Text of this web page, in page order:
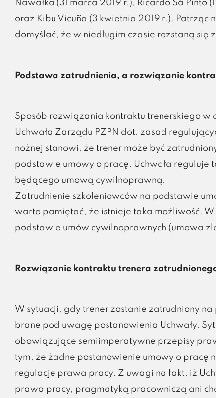
Nawałka (31 marca 2019 r.), Ricardo Sá Pinto
oraz Kibu Vicuña (3 kwietnia 2019 r.). Patrząc
domyślać, że w niedługim czasie rozstaną
Podstawa zatrudnienia, a rozwiązanie
Sposób rozwiązania kontraktu trenerskiego
Uchwała Zarządu PZPN dot. zasad
nożnej stanowi, że trener może być
podstawie umowy o pracę. Uchwała reguluje
będącego umową cywilnoprawną.
Zatrudnienie szkoleniowców na podstawie
warto pamiętać, że istnieje taka możliwość.
podstawie umów cywilnoprawnych (umowa
Rozwiązanie kontraktu trenera
W sytuacji, gdy trener zostanie zatrudniony
brane pod uwagę postanowienia Uchwały.
obowiązujące semiimperatywne przepisy
tym, że żadne postanowienie umowy o pracę
regulacje prawa pracy. Z uwagi na fakt, iż
prawa pracy, pragmatyką pracowniczą ani